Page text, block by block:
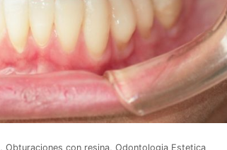
, Obturaciones con resina, Odontologia Estetica